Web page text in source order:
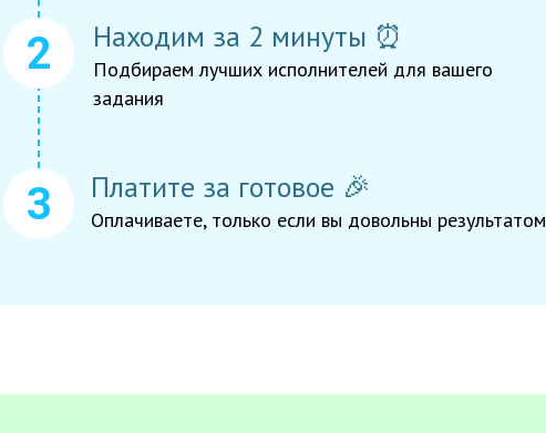
Находим за 2 минуты ⏰
Подбираем лучших исполнителей для вашего
задания
Платите за готовое 🎉
Оплачиваете, только если вы довольны результатом